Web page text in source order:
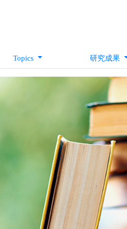
Topics 研究成果